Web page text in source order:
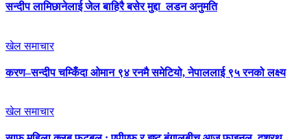
सन्दीप लामिछानेलाई जेल बाहिरै बसेर मुद्दा लडन अनुमति
खेल समाचार
करण–सन्दीप चम्किँदा ओमान ९४ रनमै समेटियो, नेपाललाई ९५ रनको लक्ष्य
खेल समाचार